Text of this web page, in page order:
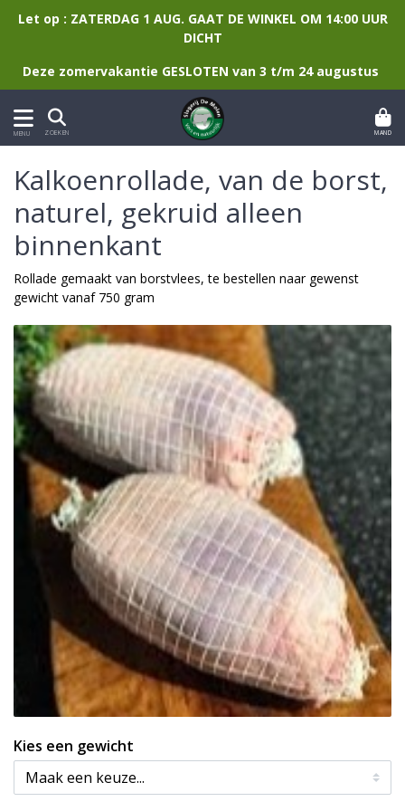
Let op : ZATERDAG 1 AUG. GAAT DE WINKEL OM 14:00 UUR
DICHT
Deze zomervakantie GESLOTEN van 3 t/m 24 augustus
MENU ZOEKEN MAND
Kalkoenrollade, van de borst,
naturel, gekruid alleen
binnenkant
Rollade gemaakt van borstvlees, te bestellen naar gewenst
gewicht vanaf 750 gram
Kies een gewicht